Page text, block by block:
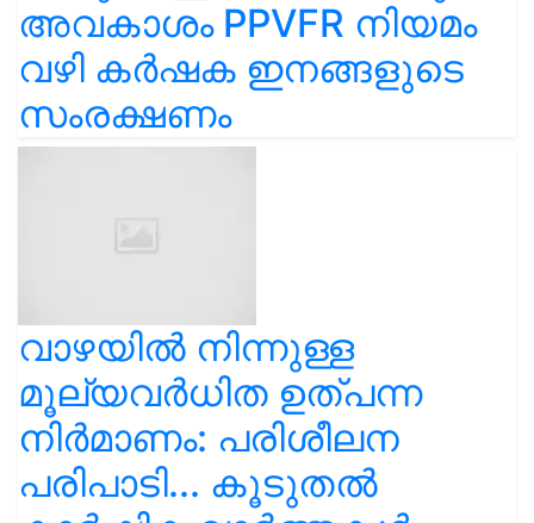
അവകാശം PPVFR നിയമം
വഴി കർഷക ഇനങ്ങളുടെ
സംരക്ഷണം
വാഴയിൽ നിന്നുള്ള
മൂല്യവർധിത ഉത്പന്ന
നിർമാണം: പരിശീലന
പരിപാടി... കൂടുതൽ